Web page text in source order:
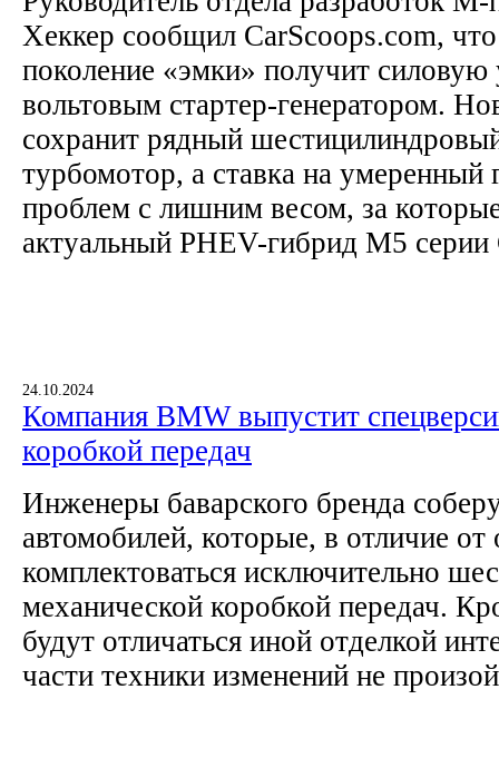
Хеккер сообщил CarScoops.com,
поколение «эмки» получит силовую
вольтовым стартер-генератором.
сохранит рядный
турбомотор, а ставка на умеренный
проблем с лишним весом, за
актуальный PHEV-гибрид M5 серии
24.10.2024
Компания BMW выпустит
коробкой передач
Инженеры баварского бренда
автомобилей, которые, в отличие
комплектоваться исключительно
механической коробкой передач.
будут отличаться иной отделкой
части техники изменений не